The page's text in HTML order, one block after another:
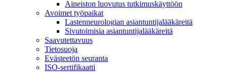
Aineiston luovutus tutkimuskäyttöön
Avoimet työpaikat
Lastenneurologian asiantuntijalääkäreitä
Sivutoimisia asiantuntijalääkäreitä
Saavutettavuus
Tietosuoja
Evästeetön seuranta
ISO-sertifikaatti